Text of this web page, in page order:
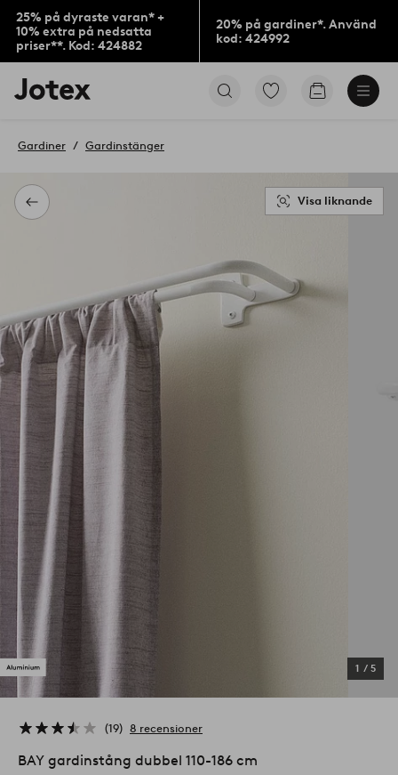
25% på dyraste varan* +
10% extra på nedsatta
priser**. Kod: 424882
20% på gardiner*. Använd
kod: 424992
Jotex
logotyp
till
Gå
Gå
Tillbaka
Gardiner Gardinstänger
1 / 5
Visa liknande
19 8 recensioner
BAY gardinstång dubbel 110-186 cm